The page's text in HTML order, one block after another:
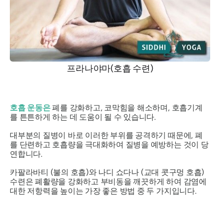
프라나야마(호흡 수련)
호흡 운동은폐를 강화하고, 코막힘을 해소하며, 호흡기계
를 튼튼하게 하는 데 도움이 될 수 있습니다.
대부분의 질병이 바로 이러한 부위를 공격하기 때문에, 폐
를 단련하고 호흡량을 극대화하여 질병을 예방하는 것이 당
연합니다.
카팔라바티 (불의 호흡)와 나디 쇼다나(교대 콧구멍 호흡)
수련은 폐활량을 강화하고 부비동을 깨끗하게 하여 감염에
대한 저항력을 높이는 가장 좋은 방법 중 두 가지입니다.